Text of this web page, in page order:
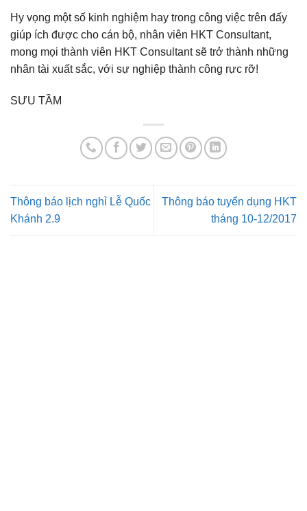
Hy vọng một số kinh nghiệm hay trong công việc trên đấy
giúp ích được cho cán bộ, nhân viên HKT Consultant,
mong mọi thành viên HKT Consultant sẽ trở thành những
nhân tài xuất sắc, với sự nghiệp thành công rực rỡ!
SƯU TẦM
Thông báo lịch nghỉ Lễ Quốc
Khánh 2.9
Thông báo tuyển dụng HKT
tháng 10-12/2017